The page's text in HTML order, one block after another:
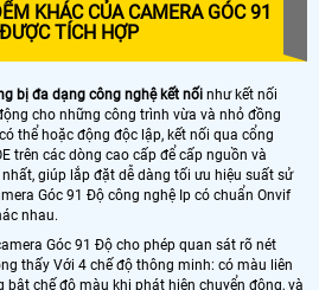
KHÁC CỦA CAMERA GÓC 91
TÍCH HỢP
bị đa dạng công nghệ kết nối như kết nối
cho những công trình vừa và nhỏ đồng
thể hoặc động độc lập, kết nối qua cổng
trên các dòng cao cấp để cấp nguồn và
giúp lắp đặt dễ dàng tối ưu hiệu suất sử
Góc 91 Độ công nghệ Ip có chuẩn Onvif
nhau.
Góc 91 Độ cho phép quan sát rõ nét
thấy Với 4 chế độ thông minh: có màu liên
bật chế độ màu khi phát hiện chuyển động, và